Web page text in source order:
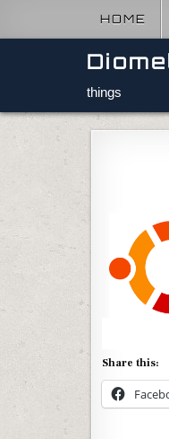
HOME
things
Share this: